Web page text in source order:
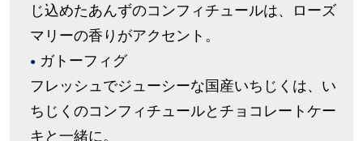
じ込めたあんずのコンフィチュールは、ローズ
マリーの香りがアクセント。
ガトーフィグ
フレッシュでジューシーな国産いちじくは、い
ちじくのコンフィチュールとチョコレートケー
キと一緒に。